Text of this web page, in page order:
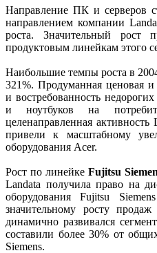
Направление ПК и серверов
направлением компании
роста. Значительный рост
продуктовым линейкам этого
Наибольшие темпы роста в
321%. Продуманная ценовая
и востребованность
и ноутбуков на
целенаправленная
привели к маcштабному
оборудования Acer.
Рост по линейкеFujitsu
Landata получила право на
оборудования Fujitsu
значительному росту
динамично развивался
составили более 30% от
Siemens.